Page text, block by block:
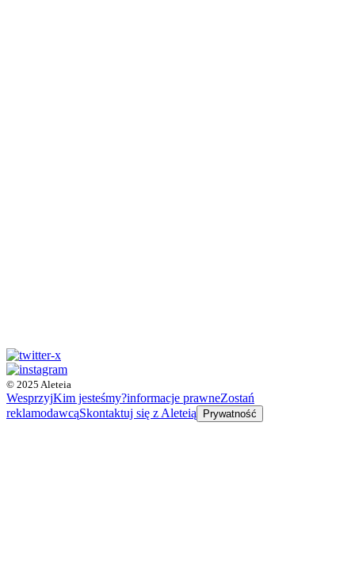
© 2025 Aleteia
WesprzyjKim jesteśmy?informacje prawneZostań
reklamodawcąSkontaktuj się z Aleteią Prywatność